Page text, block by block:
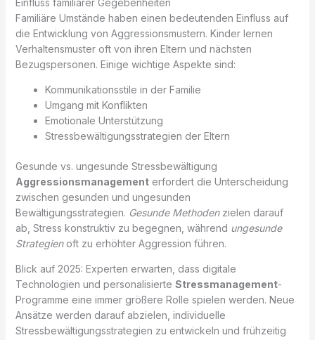
Einfluss familiärer Gegebenheiten
Familiäre Umstände haben einen bedeutenden Einfluss auf
die Entwicklung von Aggressionsmustern. Kinder lernen
Verhaltensmuster oft von ihren Eltern und nächsten
Bezugspersonen. Einige wichtige Aspekte sind:
Kommunikationsstile in der Familie
Umgang mit Konflikten
Emotionale Unterstützung
Stressbewältigungsstrategien der Eltern
Gesunde vs. ungesunde Stressbewältigung
Aggressionsmanagementerfordert die Unterscheidung
zwischen gesunden und ungesunden
Bewältigungsstrategien. Gesunde Methodenzielen darauf
ab, Stress konstruktiv zu begegnen, während ungesunde
Strategienoft zu erhöhter Aggression führen.
Blick auf 2025: Experten erwarten, dass digitale
Technologien und personalisierte Stressmanagement-
Programme eine immer größere Rolle spielen werden. Neue
Ansätze werden darauf abzielen, individuelle
Stressbewältigungsstrategien zu entwickeln und frühzeitig